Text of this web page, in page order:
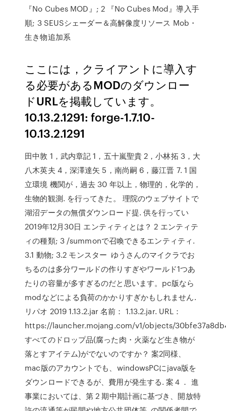
『No Cubes MOD』; 2 『No Cubes Mod』導入手
順; 3 SEUSシェーダー＆高解像度リソース Mob・
生き物追加系
ここには，クライアントに導入す
る必要があるMODのダウンロー
ドURLを掲載しています。
10.13.2.1291: forge-1.7.10-
10.13.2.1291
田中敦 1，武内章記 1，五十嵐聖貴 2，小林拓 3，大
八木英夫 4，深澤達矢 5，南尚嗣 6，藤江晋 7. 1 国
立環境 機関が，過去 30 年以上，物理的，化学的，
生物的観測. を行ってきた。 理院のウェブサイトで
湖沼データの無償ダウンロード提. 供を行ってい
2019年12月30日 エンティティとは？ 2 エンティテ
ィの種類; 3 /summonで召喚できるエンティティ.
3.1 動物; 3.2 モンスター ゆうさんのマイクラでお
ちるのは多分ワールドの作りすぎやワールド1つあ
たりの容量が多すぎるのだと思います。pc版なら
modなどによる負荷のかかりすぎかもしれません.
リパオ 2019 1.13.2.jar 名前： 1.13.2.jar. URL：
https://launcher.mojang.com/v1/objects/
すべてのドロップ品(腐った肉・火薬など生き物が
落とすアイテム)がでないのですか？ 案2同様、
mac版のアカウントでも、windowsPCにjava版を
ダウンロードできるが、費用が発生する. 案４． 進
事業においては、第 2 期中期計画に基づき、開放特